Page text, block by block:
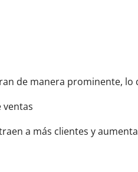
de manera prominente, lo
ventas
a más clientes y